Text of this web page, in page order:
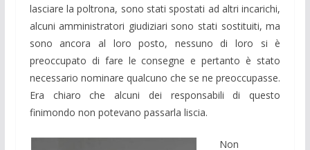
lasciare la poltrona, sono stati spostati ad altri incarichi,
alcuni amministratori giudiziari sono stati sostituiti, ma
sono ancora al loro posto, nessuno di loro si è
preoccupato di fare le consegne e pertanto è stato
necessario nominare qualcuno che se ne preoccupasse.
Era chiaro che alcuni dei responsabili di questo
finimondo non potevano passarla liscia.
Non